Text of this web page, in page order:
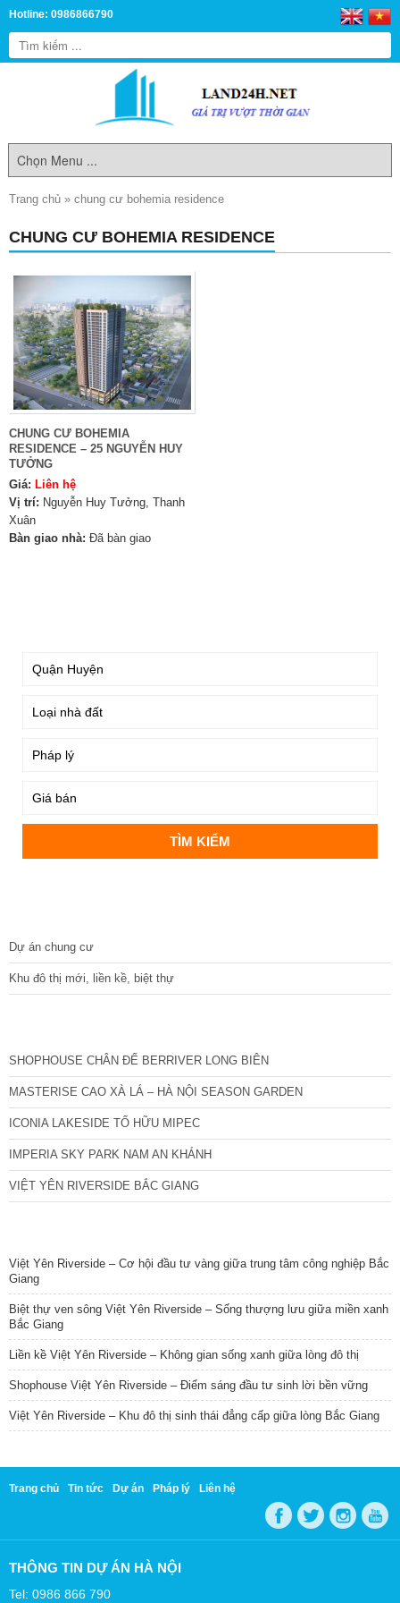
Hotline: 0986866790
Trang chủ » chung cư bohemia residence
CHUNG CƯ BOHEMIA RESIDENCE
CHUNG CƯ BOHEMIA
RESIDENCE – 25 NGUYỄN HUY
TƯỞNG
Giá: Liên hệ
Vị trí: Nguyễn Huy Tưởng, Thanh
Xuân
Bàn giao nhà: Đã bàn giao
Dự án chung cư
Khu đô thị mới, liền kề, biệt thự
SHOPHOUSE CHÂN ĐẾ BERRIVER LONG BIÊN
MASTERISE CAO XÀ LÁ – HÀ NỘI SEASON GARDEN
ICONIA LAKESIDE TỐ HỮU MIPEC
IMPERIA SKY PARK NAM AN KHÁNH
VIỆT YÊN RIVERSIDE BẮC GIANG
Việt Yên Riverside – Cơ hội đầu tư vàng giữa trung tâm công nghiệp Bắc
Giang
Biệt thự ven sông Việt Yên Riverside – Sống thượng lưu giữa miền xanh
Bắc Giang
Liền kề Việt Yên Riverside – Không gian sống xanh giữa lòng đô thị
Shophouse Việt Yên Riverside – Điểm sáng đầu tư sinh lời bền vững
Việt Yên Riverside – Khu đô thị sinh thái đẳng cấp giữa lòng Bắc Giang
Trang chủ Tin tức Dự án Pháp lý Liên hệ
THÔNG TIN DỰ ÁN HÀ NỘI
Tel: 0986 866 790